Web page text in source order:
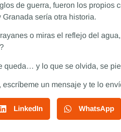
de guerra, fueron los propios
sería otra historia.
o miras el reflejo del
queda… y lo que se olvida, se
escríbeme un mensaje y te lo
LinkedIn WhatsApp